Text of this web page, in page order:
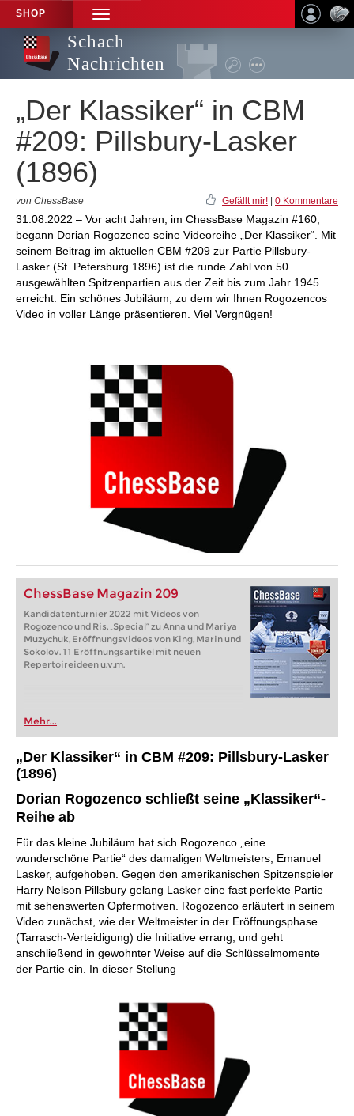
SHOP
TOGGLE
NAVIGATION
Schach
Nachrichten
„Der Klassiker“ in CBM
#209: Pillsbury-Lasker
(1896)
von ChessBase Gefällt mir! 0 Kommentare
31.08.2022 – Vor acht Jahren, im ChessBase Magazin #160,
begann Dorian Rogozenco seine Videoreihe „Der Klassiker“. Mit
seinem Beitrag im aktuellen CBM #209 zur Partie Pillsbury-
Lasker (St. Petersburg 1896) ist die runde Zahl von 50
ausgewählten Spitzenpartien aus der Zeit bis zum Jahr 1945
erreicht. Ein schönes Jubiläum, zu dem wir Ihnen Rogozencos
Video in voller Länge präsentieren. Viel Vergnügen!
ChessBase Magazin 209
Kandidatenturnier 2022 mit Videos von
Rogozenco und Ris, „Special“ zu Anna und Mariya
Muzychuk, Eröffnungsvideos von King, Marin und
Sokolov. 11 Eröffnungsartikel mit neuen
Repertoireideen u.v.m.
Mehr...
„Der Klassiker“ in CBM #209: Pillsbury-Lasker
(1896)
Dorian Rogozenco schließt seine „Klassiker“-
Reihe ab
Für das kleine Jubiläum hat sich Rogozenco „eine
wunderschöne Partie“ des damaligen Weltmeisters, Emanuel
Lasker, aufgehoben. Gegen den amerikanischen Spitzenspieler
Harry Nelson Pillsbury gelang Lasker eine fast perfekte Partie
mit sehenswerten Opfermotiven. Rogozenco erläutert in seinem
Video zunächst, wie der Weltmeister in der Eröffnungsphase
(Tarrasch-Verteidigung) die Initiative errang, und geht
anschließend in gewohnter Weise auf die Schlüsselmomente
der Partie ein. In dieser Stellung